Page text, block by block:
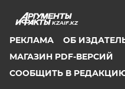
KZAIF.KZ
РЕКЛАМА
ОБ
МАГАЗИН PDF-ВЕРСИЙ
СООБЩИТЬ В